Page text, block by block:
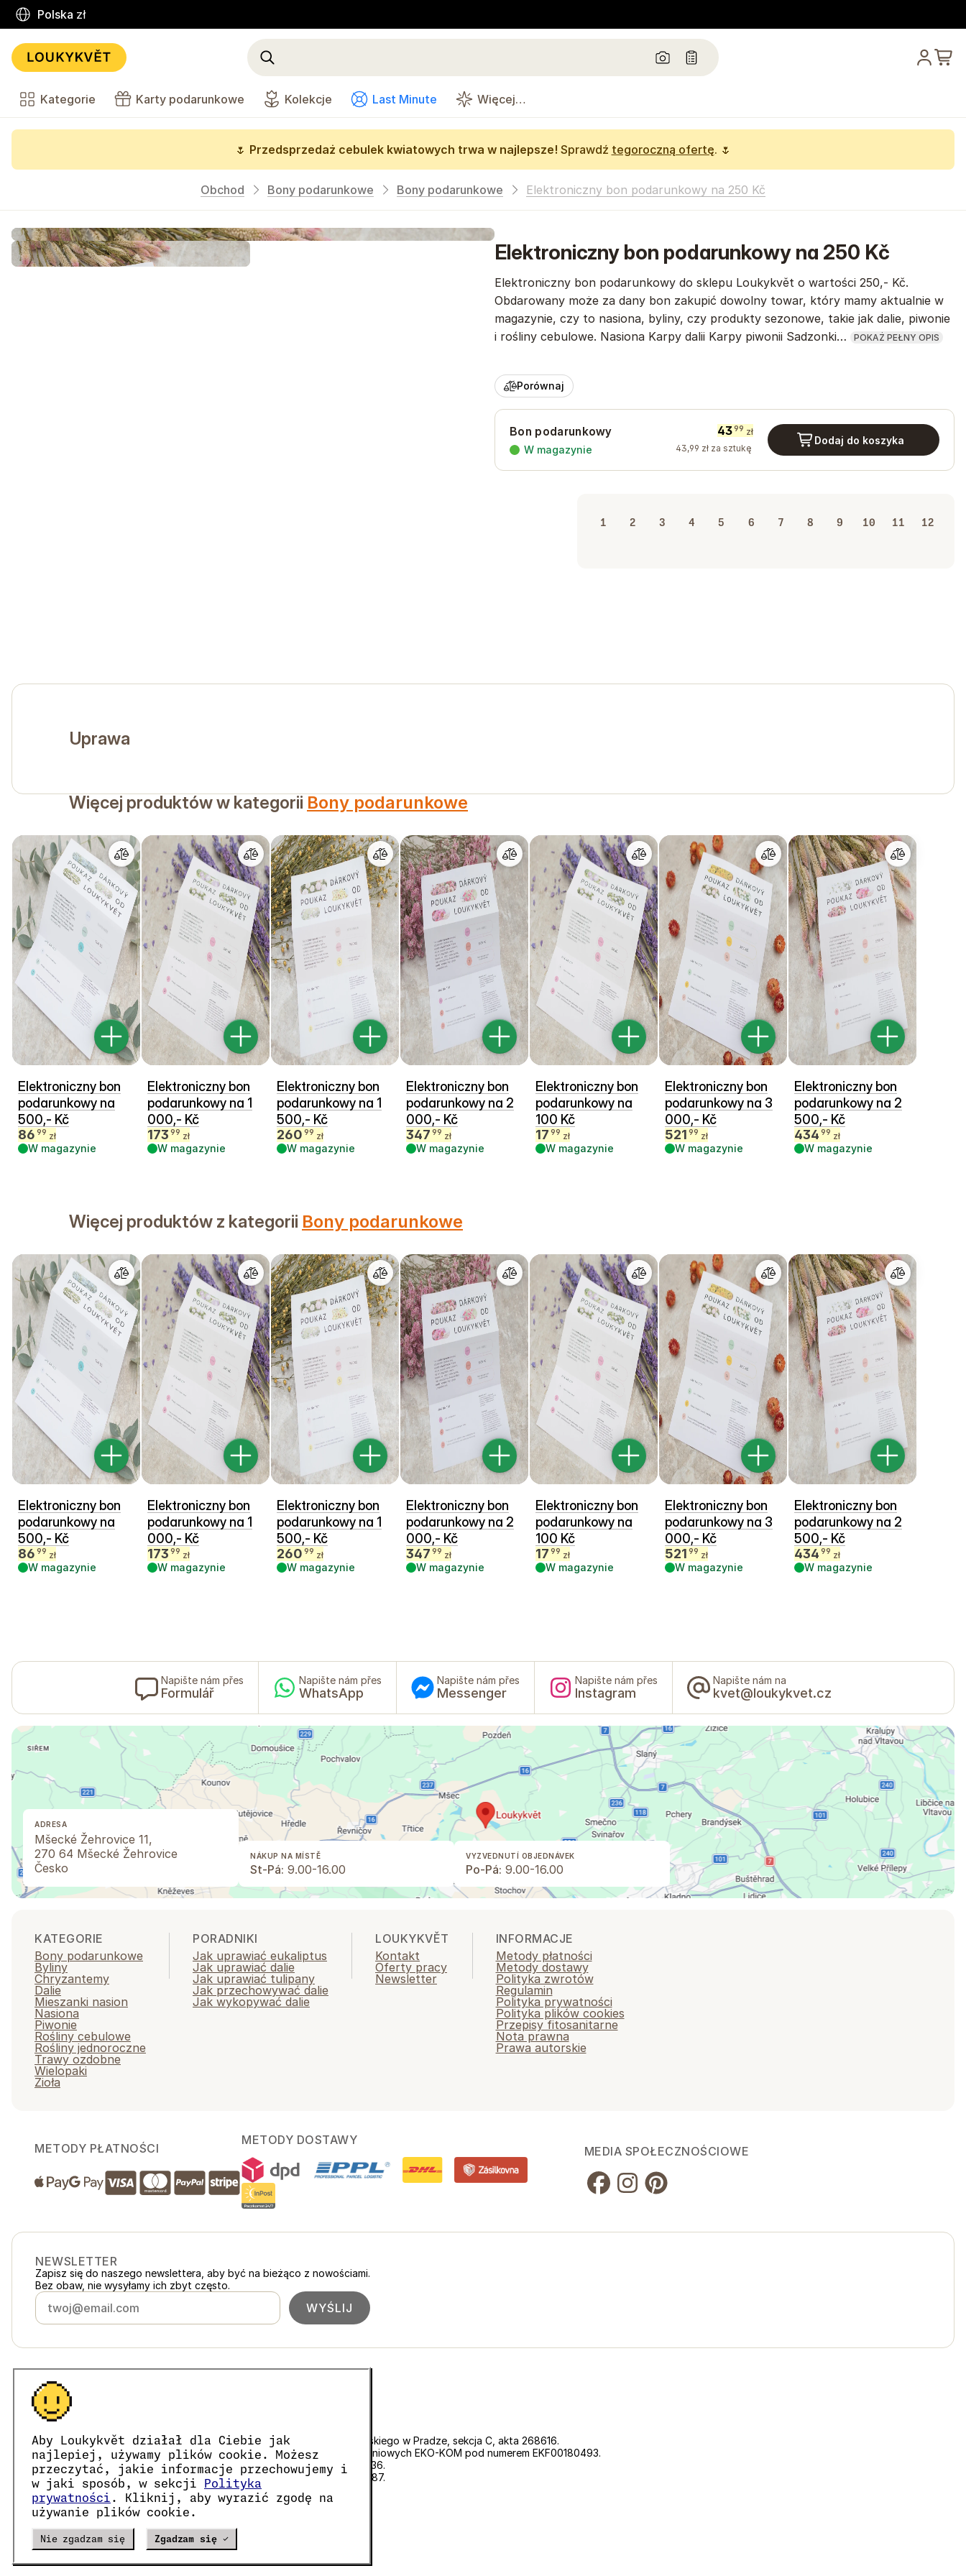
Aby Loukykvět działał dla Ciebie jak
najlepiej, używamy plików cookie. Możesz
przeczytać, jakie informacje przechowujemy i
w jaki sposób, w sekcji
Polityka
prywatności . Kliknij, aby wyrazić zgodę na
używanie plików cookie.
Nie zgadzam się Zgadzam się ✓
Polska zł
Kategorie Karty podarunkowe Kolekcje Last Minute Więcej…
🌷 Przedsprzedaż cebulek kwiatowych trwa w najlepsze! Sprawdź tegoroczną ofertę. 🌷
Obchod Bony podarunkowe Bony podarunkowe Elektroniczny bon podarunkowy na 250 Kč
Elektroniczny bon podarunkowy na 250 Kč
Elektroniczny bon podarunkowy do sklepu Loukykvět o wartości 250,- Kč.
Obdarowany może za dany bon zakupić dowolny towar, który mamy aktualnie w
magazynie, czy to nasiona, byliny, czy produkty sezonowe, takie jak dalie, piwonie
i rośliny cebulowe. Nasiona Karpy dalii Karpy piwonii Sadzonki…
POKAŻ PEŁNY OPIS
Porównaj
Bon podarunkowy
W magazynie
4399 zł
43,99 zł za sztukę
Dodaj do koszyka
1 2 3 4 5 6 7 8 9 10 11 12
Uprawa
Więcej produktów w kategorii Bony podarunkowe
Elektroniczny bon
podarunkowy na
500,- Kč
86 99 zł
W magazynie
Elektroniczny bon
podarunkowy na 1
000,- Kč
173 99 zł
W magazynie
Elektroniczny bon
podarunkowy na 1
500,- Kč
260 99 zł
W magazynie
Elektroniczny bon
podarunkowy na 2
000,- Kč
347 99 zł
W magazynie
Elektroniczny bon
podarunkowy na
100 Kč
17 99 zł
W magazynie
Elektroniczny bon
podarunkowy na 3
000,- Kč
521 99 zł
W magazynie
Elektroniczny bon
podarunkowy na 2
500,- Kč
434 99 zł
W magazynie
Więcej produktów z kategorii Bony podarunkowe
Elektroniczny bon
podarunkowy na
500,- Kč
86 99 zł
W magazynie
Elektroniczny bon
podarunkowy na 1
000,- Kč
173 99 zł
W magazynie
Elektroniczny bon
podarunkowy na 1
500,- Kč
260 99 zł
W magazynie
Elektroniczny bon
podarunkowy na 2
000,- Kč
347 99 zł
W magazynie
Elektroniczny bon
podarunkowy na
100 Kč
17 99 zł
W magazynie
Elektroniczny bon
podarunkowy na 3
000,- Kč
521 99 zł
W magazynie
Elektroniczny bon
podarunkowy na 2
500,- Kč
434 99 zł
W magazynie
Napište nám přes
Formulář
Napište nám přes
WhatsApp
Napište nám přes
Messenger
Napište nám přes
Instagram
Napište nám na
kvet@loukykvet.cz
ADRESA
Mšecké Žehrovice 11,
270 64 Mšecké Žehrovice
Česko
NÁKUP NA MÍSTĚ
St-Pá: 9.00-16.00
VYZVEDNUTÍ OBJEDNÁVEK
Po-Pá: 9.00-16.00
KATEGORIE
Bony podarunkowe
Byliny
Chryzantemy
Dalie
Mieszanki nasion
Nasiona
Piwonie
Rośliny cebulowe
Rośliny jednoroczne
Trawy ozdobne
Wielopaki
Zioła
PORADNIKI
Jak uprawiać eukaliptus
Jak uprawiać dalie
Jak uprawiać tulipany
Jak przechowywać dalie
Jak wykopywać dalie
LOUKYKVĚT
Kontakt
Oferty pracy
Newsletter
INFORMACJE
Metody płatności
Metody dostawy
Polityka zwrotów
Regulamin
Polityka prywatności
Polityka plików cookies
Przepisy fitosanitarne
Nota prawna
Prawa autorskie
METODY PŁATNOŚCI
METODY DOSTAWY
MEDIA SPOŁECZNOŚCIOWE
NEWSLETTER
Zapisz się do naszego newslettera, aby być na bieżąco z nowościami.
Bez obaw, nie wysyłamy ich zbyt często.
WYŚLIJ
Polska
Česko loukykvet.cz
Slovensko
Österreich
Deutschland loukykvet.de
Franceloukykvet.fr
Belgiëloukykvet.be
Danmarkloukykvet.dk
Eestiloukykvet.ee
Españaloukykvet.es
Suomiloukykvet.fi
Magyarországloukykvet.hu
© 2016 →
Loukykvět s.r.o. jest zarejestrowana w Rejestrze Handlowym Sądu Miejskiego w Pradze, sekcja C, akta 268616.
Jesteśmy uczestnikami systemu zbiórki i recyklingu odpadów opakowaniowych EKO-KOM pod numerem EKF00180493.
Do wydawania paszportów roślin używamy numeru rejestracyjnego 0636.
Nasz numer rejestracyjny firmy to 05663687, numer VAT to CZ05663687.
Identyfikator skrzynki danych to eng827q.
Numer EORI to CZ05663687.
Jesteśmy płatnikami VAT.
Verze20302 PRODUCTION